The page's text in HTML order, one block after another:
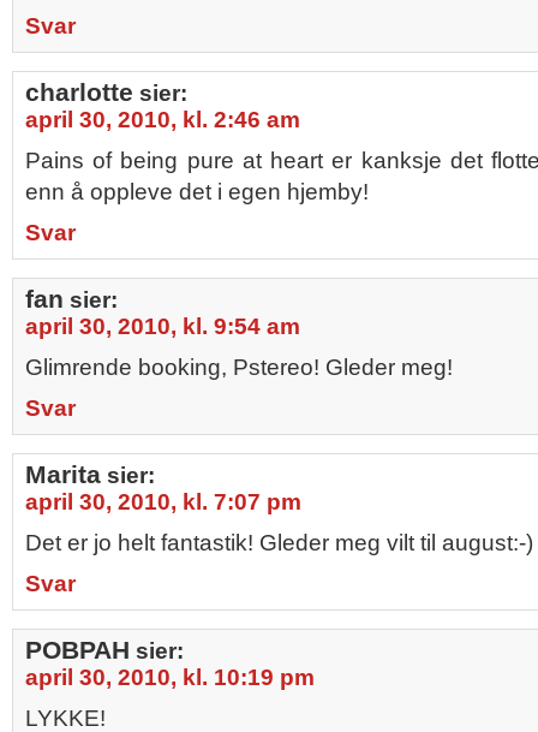
Svar
charlotte sier:
april 30, 2010, kl. 2:46 am
Pains of being pure at heart er kanksje det
enn å oppleve det i egen hjemby!
Svar
fan sier:
april 30, 2010, kl. 9:54 am
Glimrende booking, Pstereo! Gleder meg!
Svar
Marita sier:
april 30, 2010, kl. 7:07 pm
Det er jo helt fantastik! Gleder meg vilt til august:-)
Svar
POBPAH sier:
april 30, 2010, kl. 10:19 pm
LYKKE!